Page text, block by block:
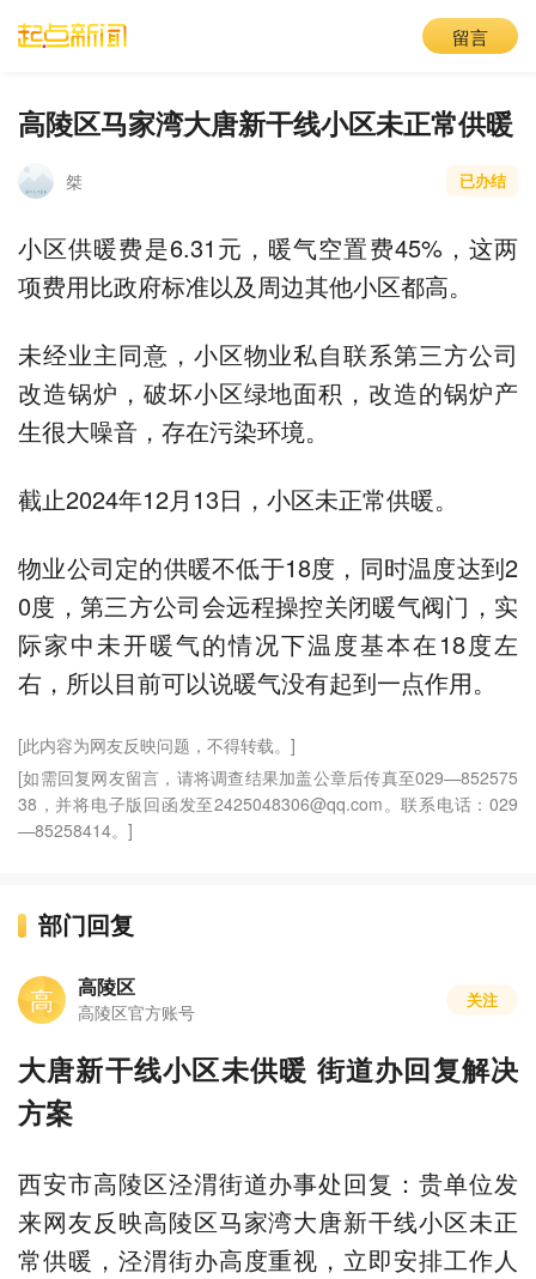
留言
高陵区马家湾大唐新干线小区未正常供暖
桀 已办结
小区供暖费是6.31元，暖气空置费45%，这两
项费用比政府标准以及周边其他小区都高。
未经业主同意，小区物业私自联系第三方公司
改造锅炉，破坏小区绿地面积，改造的锅炉产
生很大噪音，存在污染环境。
截止2024年12月13日，小区未正常供暖。
物业公司定的供暖不低于18度，同时温度达到2
0度，第三方公司会远程操控关闭暖气阀门，实
际家中未开暖气的情况下温度基本在18度左
右，所以目前可以说暖气没有起到一点作用。
[此内容为网友反映问题，不得转载。]
[如需回复网友留言，请将调查结果加盖公章后传真至029—852575
38，并将电子版回函发至2425048306@qq.com。联系电话：029
—85258414。]
部门回复
高 高陵区
高陵区官方账号
关注
大唐新干线小区未供暖 街道办回复解决
方案
西安市高陵区泾渭街道办事处回复：贵单位发
来网友反映高陵区马家湾大唐新干线小区未正
常供暖，泾渭街办高度重视，立即安排工作人